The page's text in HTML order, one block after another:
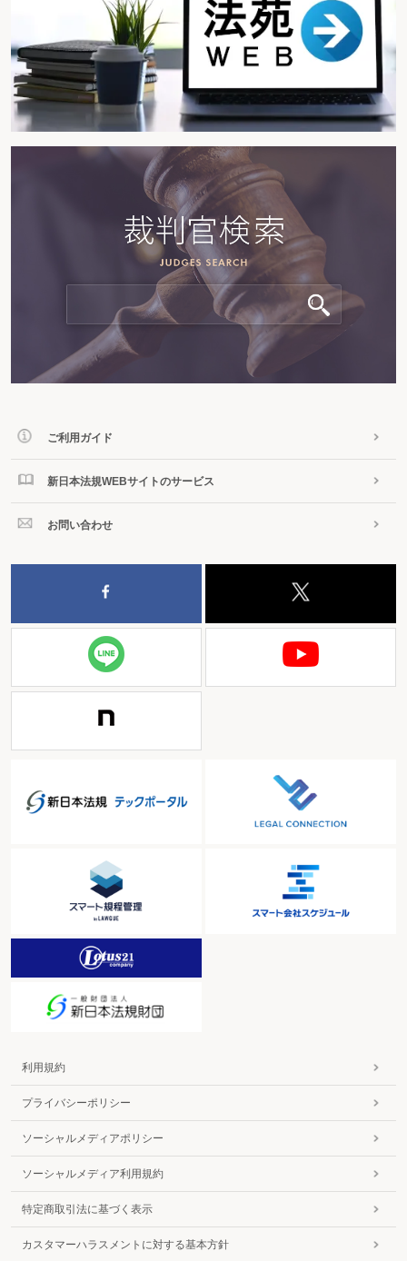
ご利用ガイド
新日本法規WEBサイトのサービス
お問い合わせ
利用規約
プライバシーポリシー
ソーシャルメディアポリシー
ソーシャルメディア利用規約
特定商取引法に基づく表示
カスタマーハラスメントに対する基本方針